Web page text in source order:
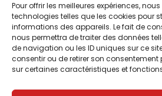
Pour offrir les meilleures expériences,
technologies telles que les cookies pour
informations des appareils. Le fait de
nous permettra de traiter des données
de navigation ou les ID uniques sur ce
consentir ou de retirer son
sur certaines caractéristiques et
Politique de cookies (UE)